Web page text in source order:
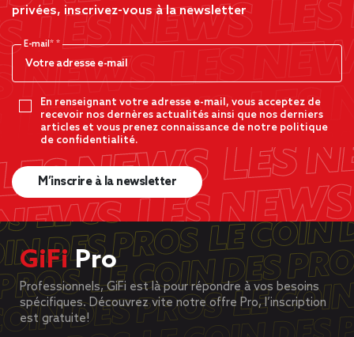
privées, inscrivez-vous à la newsletter
E-mail*
En renseignant votre adresse e-mail, vous acceptez de
recevoir nos dernères actualités ainsi que nos derniers
articles et vous prenez connaissance de notre politique
de confidentialité.
M’inscrire à la newsletter
GiFiPro
Professionnels, GiFi est là pour répondre à vos besoins
spécifiques. Découvrez vite notre offre Pro, l’inscription
est gratuite!